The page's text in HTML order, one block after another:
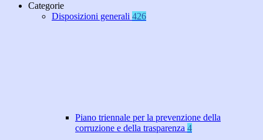
Categorie
Disposizioni generali 426
Piano triennale per la prevenzione della
corruzione e della trasparenza 4